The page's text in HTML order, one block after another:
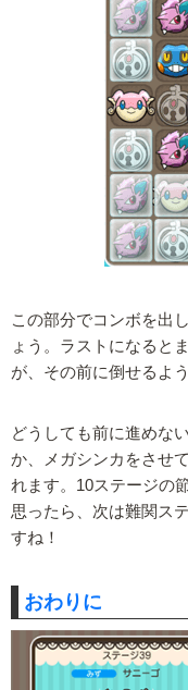
この部分でコンボを出
ょう。ラストになると
が、その前に倒せるよ
どうしても前に進めな
か、メガシンカをさせ
れます。10ステージの
思ったら、次は難関ス
すね！
おわりに